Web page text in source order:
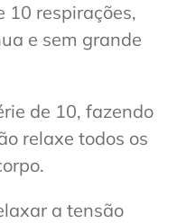
10 respirações,
e sem grande
de 10, fazendo
relaxe todos os
a tensão